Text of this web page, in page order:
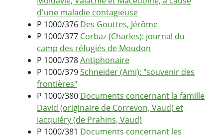
d'une maladie contagieuse
P 1000/376 Des Gouttes, Jérôme
P 1000/377 Corbaz (Charles): journal du
camp des réfugiés de Moudon
P 1000/378Antiphonaire
P 1000/379Schneider (Ami): "souvenir des
frontières"
P 1000/380 Documents concernant la famille
David (originaire de Correvon, Vaud) et
Jacquiéry (de Prahins, Vaud)
P 1000/381 Documents concernant les